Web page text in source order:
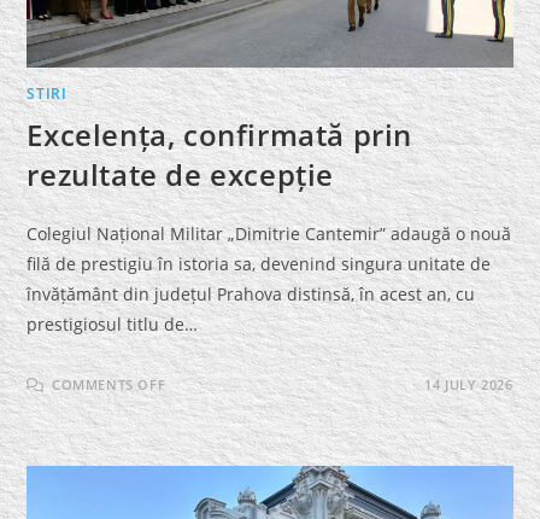
STIRI
Excelența, confirmată prin
rezultate de excepție
Colegiul Național Militar „Dimitrie Cantemir” adaugă o nouă
filă de prestigiu în istoria sa, devenind singura unitate de
învățământ din județul Prahova distinsă, în acest an, cu
prestigiosul titlu de…
COMMENTS OFFON
EXCELENȚA,
CONFIRMATĂ
PRIN
REZULTATE
DE
14 JULY 2026